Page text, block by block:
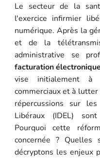
Le secteur de la
l'exercice infirmier
numérique. Après la
et de la
administrative se
facturation
vise initialement à
commerciaux et à
répercussions sur
Libéraux (IDEL)
Pourquoi cette
concernée ? Quelles
décryptons les enjeux